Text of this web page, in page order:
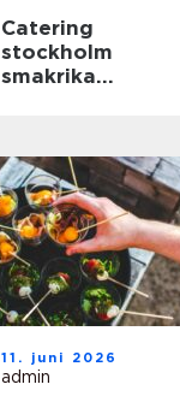
Catering
stockholm
smakrika
11. juni 2026
admin